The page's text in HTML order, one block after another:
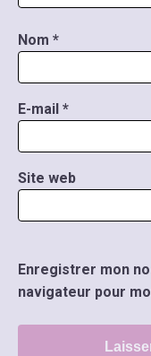
Nom *
E-mail *
Site web
Enregistrer mon
navigateur pour